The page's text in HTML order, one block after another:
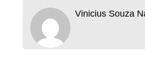
Vinicius Souza